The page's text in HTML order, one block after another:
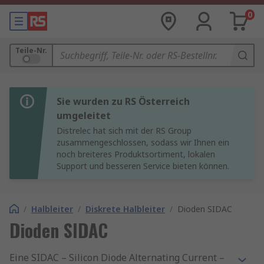
0
Teile-Nr.
Sie wurden zu RS Österreich
umgeleitet
Distrelec hat sich mit der RS Group
zusammengeschlossen, sodass wir Ihnen ein
noch breiteres Produktsortiment, lokalen
Support und besseren Service bieten können.
/ Halbleiter / Diskrete Halbleiter / Dioden SIDAC
Dioden SIDAC
Eine SIDAC – Silicon Diode Alternating Current –